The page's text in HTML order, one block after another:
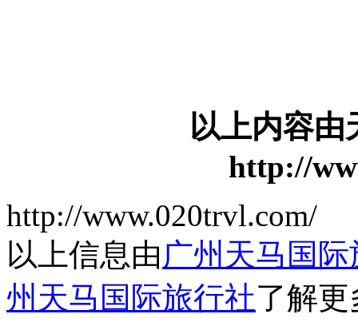
以上内容由
http://
http://www.020trvl.com/
以上信息由广州天马国
州天马国际旅行社了解